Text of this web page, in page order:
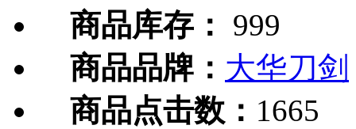
商品库存：
999
商品品牌： 大华刀剑
商品点击数： 1665